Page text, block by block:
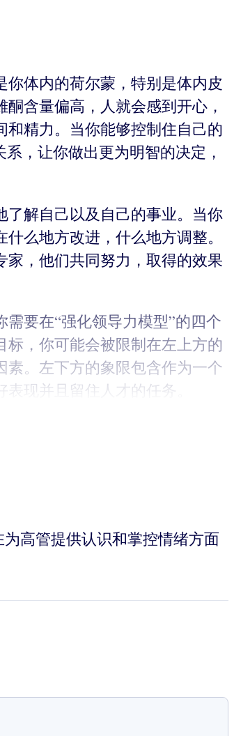
体内的荷尔蒙，特别是体内皮
含量偏高，人就会感到开心，
精力。当你能够控制住自己的
，让你做出更为明智的决定，
解自己以及自己的事业。当你
么地方改进，什么地方调整。
，他们共同努力，取得的效果
要在“强化领导力模型”的四个
，你可能会被限制在左上方的
。左下方的象限包含作为一个
现并且留住人才的任务。
高管提供认识和掌控情绪方面